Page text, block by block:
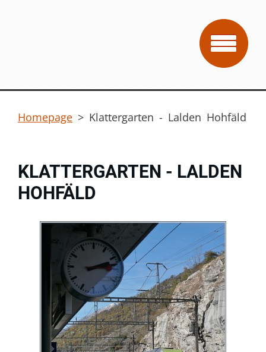
Homepage > Klattergarten - Lalden Hohfäld
KLATTERGARTEN - LALDEN
HOHFÄLD